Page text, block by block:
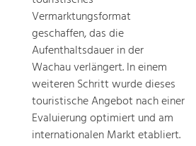
Vermarktungsformat
geschaffen, das die
Aufenthaltsdauer in der
Wachau verlängert. In einem
weiteren Schritt wurde dieses
touristische Angebot nach einer
Evaluierung optimiert und am
internationalen Markt etabliert.